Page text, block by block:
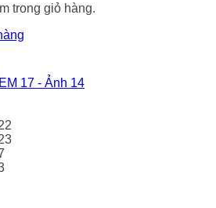
trong giỏ hàng.